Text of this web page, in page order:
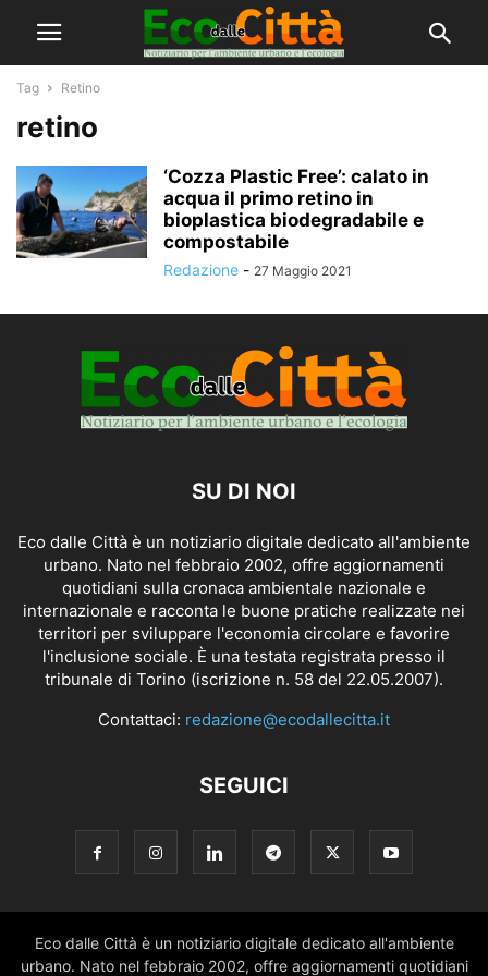
Tag Retino
retino
‘Cozza Plastic Free’: calato in
acqua il primo retino in
bioplastica biodegradabile e
compostabile
Redazione - 27 Maggio 2021
SU DI NOI
Eco dalle Città è un notiziario digitale dedicato all'ambiente
urbano. Nato nel febbraio 2002, offre aggiornamenti
quotidiani sulla cronaca ambientale nazionale e
internazionale e racconta le buone pratiche realizzate nei
territori per sviluppare l'economia circolare e favorire
l'inclusione sociale. È una testata registrata presso il
tribunale di Torino (iscrizione n. 58 del 22.05.2007).
Contattaci: redazione@ecodallecitta.it
SEGUICI
Eco dalle Città è un notiziario digitale dedicato all'ambiente
urbano. Nato nel febbraio 2002, offre aggiornamenti quotidiani